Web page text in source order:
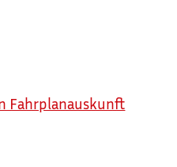
Fahrplanauskunft